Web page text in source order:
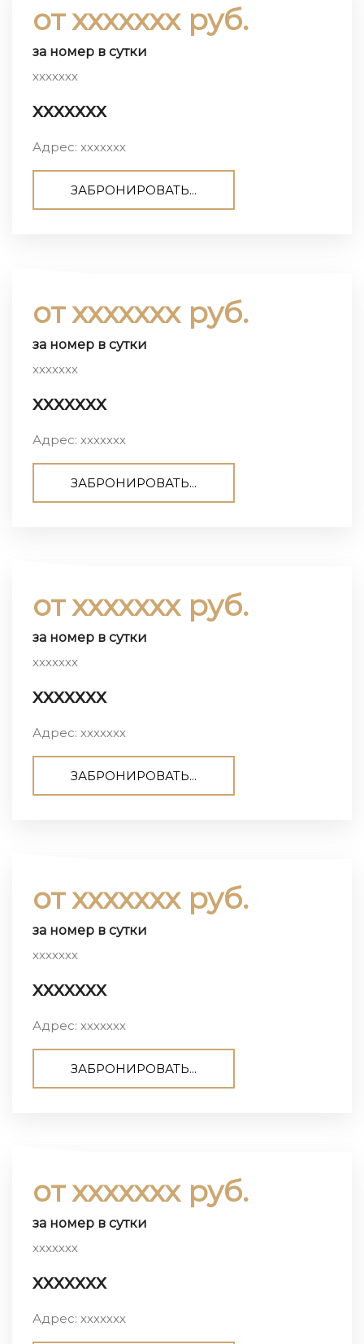
от ххххххх руб.
за номер в сутки
ххххххх
ххххххх
Адрес: ххххххх
ЗАБРОНИРОВАТЬ...
от ххххххх руб.
за номер в сутки
ххххххх
ххххххх
Адрес: ххххххх
ЗАБРОНИРОВАТЬ...
от ххххххх руб.
за номер в сутки
ххххххх
ххххххх
Адрес: ххххххх
ЗАБРОНИРОВАТЬ...
от ххххххх руб.
за номер в сутки
ххххххх
ххххххх
Адрес: ххххххх
ЗАБРОНИРОВАТЬ...
от ххххххх руб.
за номер в сутки
ххххххх
ххххххх
Адрес: ххххххх